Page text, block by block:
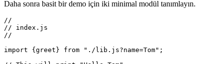
}
Daha sonra basit bir demo için iki minimal modül tanımlayın.
// index.js